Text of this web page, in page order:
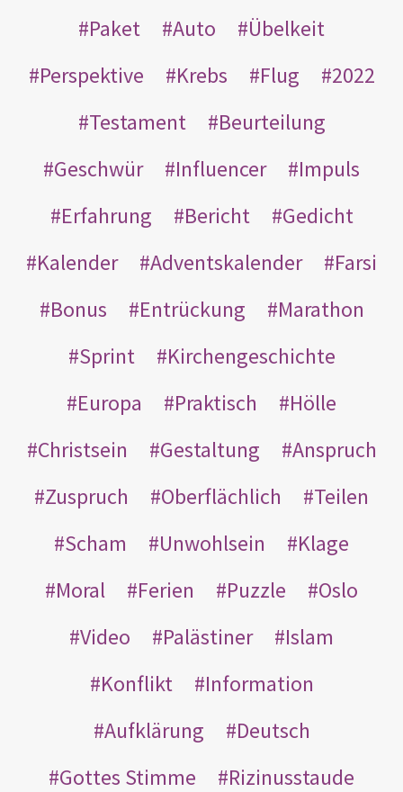
Paket
Auto
Übelkeit
Perspektive
Krebs Flug
2022
Testament
Beurteilung
Geschwür
Influencer
Impuls
Erfahrung
Bericht
Gedicht
Kalender
Adventskalender
Farsi
Bonus
Entrückung
Marathon
Sprint
Kirchengeschichte
Europa
Praktisch
Hölle
Christsein
Gestaltung
Anspruch
Zuspruch
Oberflächlich
Teilen
Scham
Unwohlsein
Klage
Moral
Ferien Puzzle
Oslo
Video
Palästiner
Islam
Konflikt
Information
Aufklärung
Deutsch
Gottes Stimme
Rizinusstaude